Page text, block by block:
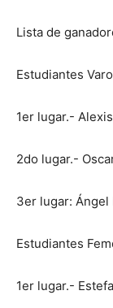
Lista de
Estudiantes
1er lugar.-
2do lugar.-
3er lugar: Ángel
Estudiantes
1er lugar.-